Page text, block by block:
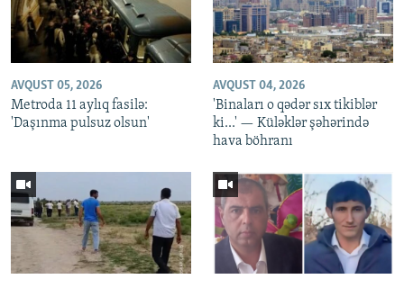
AVQUST 05, 2026
Metroda 11 aylıq fasilə:
'Daşınma pulsuz olsun'
AVQUST 04, 2026
'Binaları o qədər sıx tikiblər
ki...' — Küləklər şəhərində
hava böhranı